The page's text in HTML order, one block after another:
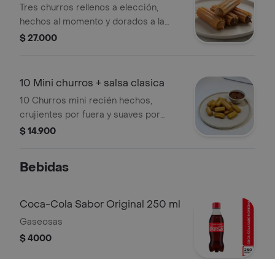
Tres churros rellenos a elección,
hechos al momento y dorados a la
perfección. un antojo que se disfruta
clásico.
$ 27.000
10 Mini churros + salsa clasica
10 Churros mini recién hechos,
crujientes por fuera y suaves por
dentro, acompañados de 1 salsa
$ 14.900
Bebidas
Coca-Cola Sabor Original 250 ml
Gaseosas
$ 4000